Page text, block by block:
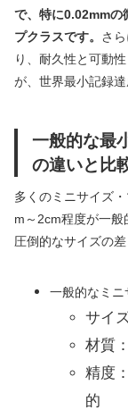
で、特に0.02mmの
プクラスです。 さ
り、耐久性と可動
が、世界最小記録達
一般的な最
の違いと比
多くのミニサイズ
m～2cm程度が一般
圧倒的なサイズの
一般的なミニ
サイ
材質
精度
的